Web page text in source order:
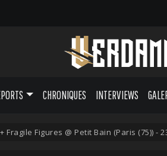
CHRONIQUES INTERVIEWS
Fragile Figures @ Petit Bain (Paris (75)) -